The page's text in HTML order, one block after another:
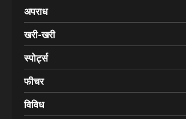
अपराध
खरी-खरी
स्पोर्ट्स
फीचर
विविध